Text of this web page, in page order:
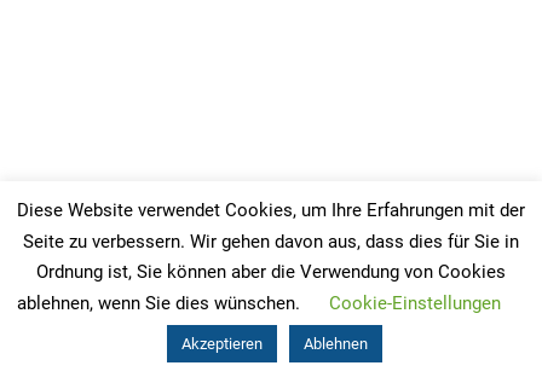
Diese Website verwendet Cookies, um Ihre Erfahrungen mit der
Seite zu verbessern. Wir gehen davon aus, dass dies für Sie in
Ordnung ist, Sie können aber die Verwendung von Cookies
ablehnen, wenn Sie dies wünschen.
Cookie-Einstellungen
Akzeptieren Ablehnen